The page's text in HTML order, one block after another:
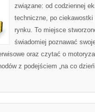
związane: od codziennej
techniczne, po
rynku. To miejsce
świadomiej poznawać
oraz czytać o
z podejściem „na co